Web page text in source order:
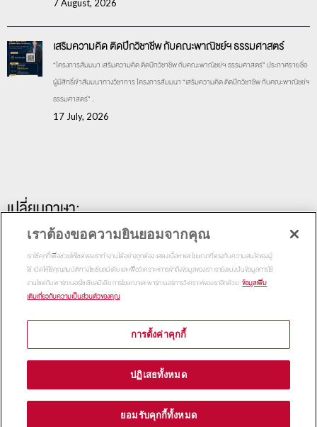
7 August, 2026
เสริมความคิด ติดปีกวิชาชีพ กับคณะพาณิชย์ฯ ธรรมศาสตร์
“โครงการสัมมนา เสริมความคิด ติดปีกวิชาชีพ กับคณะพาณิชย์ฯ ธรรมศาสตร์” ประกาศรายชื่อ
ผู้มีสิทธิ์เข้าสัมมนาทางวิชาการ โครงการสัมมนา “เสริมความคิด ติดปีกวิชาชีพ กับคณะพาณิชย์ฯ
ธรรมศาสตร์” .
17 July, 2026
เปลี่ยนภาษา:
Copyright 2015Thammasat Business School | All Rights
Reserved
เราต้องขอความยินยอมจากคุณ
เราใช้คุกกี้เพื่อช่วยให้ไซต์ของเราทำงานได้อย่างถูกต้อง แสดงเนื้อหาและโฆษณาที่ตรงกับความสนใจของผู้
ใช้ เปิดให้ใช้คุณสมบัติทางโซเชียลมีเดีย และเพื่อวิเคราะห์การเข้าถึงข้อมูลของเรา เรายังแบ่งปันข้อมูลการใช้
งานไซต์กับพาร์ทเนอร์โซเชียลมีเดีย การโฆษณาและพาร์ทเนอร์การวิเคราะห์ของเราอีกด้วย ข้อมูลเพิ่ม
เติมเกี่ยวกับความเป็นส่วนตัวของคุณ
การตั้งค่าคุกกี้
ปฏิเสธทั้งหมด
ยอมรับคุกกี้ทั้งหมด